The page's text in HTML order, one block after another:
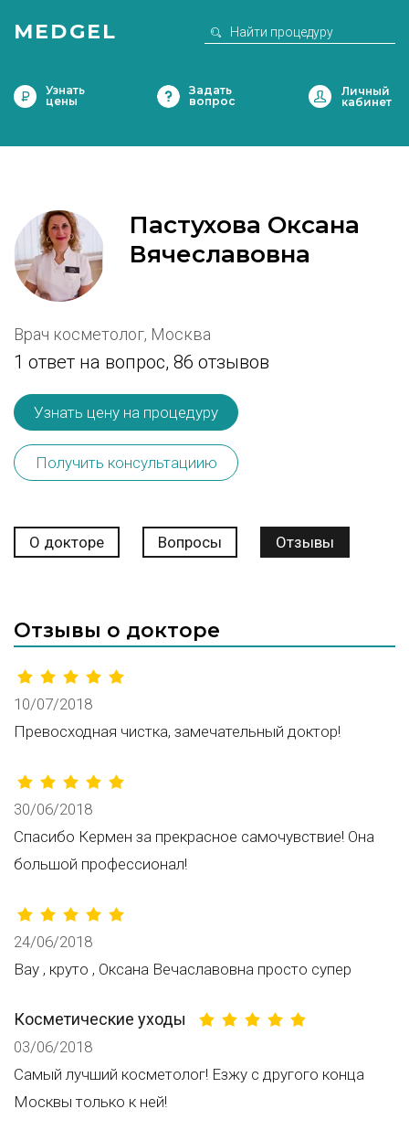
MEDGEL
Узнать
цены
Задать
вопрос
Пастухова Оксана
Вячеславовна
Врач косметолог, Москва
1 ответ на вопрос, 86 отзывов
Узнать цену на процедуру
Получить консультациию
О докторе Вопросы Отзывы
Отзывы о докторе
10/07/2018
Превосходная чистка, замечательный доктор!
30/06/2018
Спасибо Кермен за прекрасное самочувствие! Она
большой профессионал!
24/06/2018
Вау , круто , Оксана Вечаславовна просто супер
Косметические уходы
03/06/2018
Самый лучший косметолог! Езжу с другого конца
Москвы только к ней!